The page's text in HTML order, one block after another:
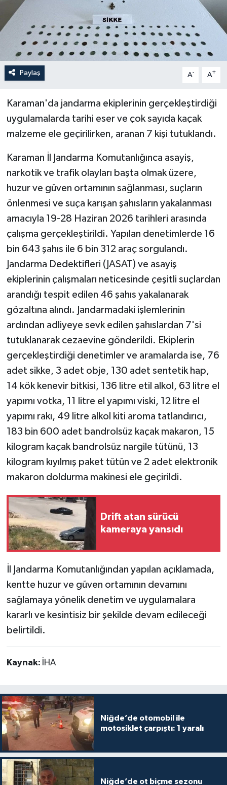
Paylaş A- A+
Karaman'da jandarma ekiplerinin gerçekleştirdiği
uygulamalarda tarihi eser ve çok sayıda kaçak
malzeme ele geçirilirken, aranan 7 kişi tutuklandı.
Karaman İl Jandarma Komutanlığınca asayiş,
narkotik ve trafik olayları başta olmak üzere,
huzur ve güven ortamının sağlanması, suçların
önlenmesi ve suça karışan şahısların yakalanması
amacıyla 19-28 Haziran 2026 tarihleri arasında
çalışma gerçekleştirildi. Yapılan denetimlerde 16
bin 643 şahıs ile 6 bin 312 araç sorgulandı.
Jandarma Dedektifleri (JASAT) ve asayiş
ekiplerinin çalışmaları neticesinde çeşitli suçlardan
arandığı tespit edilen 46 şahıs yakalanarak
gözaltına alındı. Jandarmadaki işlemlerinin
ardından adliyeye sevk edilen şahıslardan 7'si
tutuklanarak cezaevine gönderildi. Ekiplerin
gerçekleştirdiği denetimler ve aramalarda ise, 76
adet sikke, 3 adet obje, 130 adet sentetik hap,
14 kök kenevir bitkisi, 136 litre etil alkol, 63 litre el
yapımı votka, 11 litre el yapımı viski, 12 litre el
yapımı rakı, 49 litre alkol kiti aroma tatlandırıcı,
183 bin 600 adet bandrolsüz kaçak makaron, 15
kilogram kaçak bandrolsüz nargile tütünü, 13
kilogram kıyılmış paket tütün ve 2 adet elektronik
makaron doldurma makinesi ele geçirildi.
Drift atan sürücü
kameraya yansıdı
İl Jandarma Komutanlığından yapılan açıklamada,
kentte huzur ve güven ortamının devamını
sağlamaya yönelik denetim ve uygulamalara
kararlı ve kesintisiz bir şekilde devam edileceği
belirtildi.
Kaynak: İHA
Niğde’de otomobil ile
motosiklet çarpıştı: 1 yaralı
Niğde’de ot biçme sezonu